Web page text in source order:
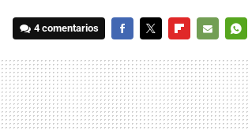
4 comentarios
MAIL